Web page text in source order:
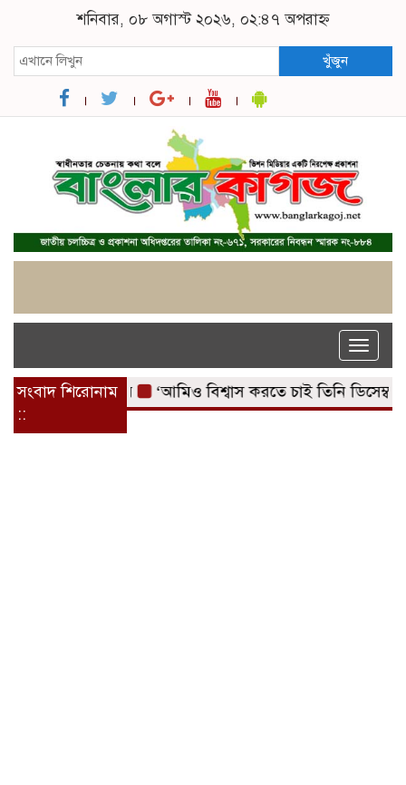
শনিবার, ০৮ অগাস্ট ২০২৬, ০২:৪৭ অপরাহ্ন
খুঁজুন
Toggle
সংবাদ শিরোনাম
::
উদ্ধার ‘আমিও বিশ্বাস করতে চাই তিনি